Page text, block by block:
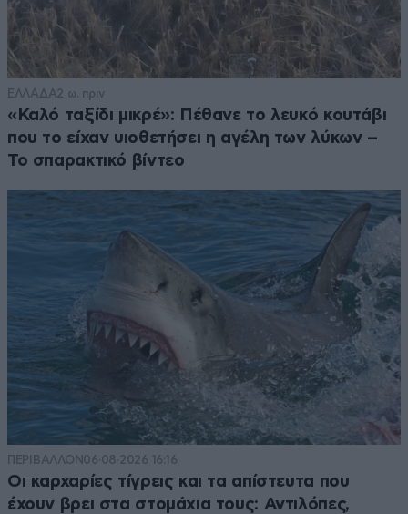
ΕΛΛΑΔΑ2 ω. πριν
«Καλό ταξίδι μικρέ»: Πέθανε το λευκό κουτάβι
που το είχαν υιοθετήσει η αγέλη των λύκων –
Το σπαρακτικό βίντεο
ΠΕΡΙΒΑΛΛΟΝ 06·08·2026 16:16
Οι καρχαρίες τίγρεις και τα απίστευτα που
έχουν βρει στα στομάχια τους: Αντιλόπες,